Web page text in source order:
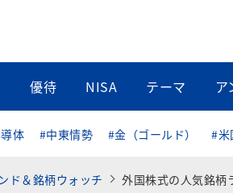
優待 NISA テーマ ア
体 #中東情勢 #金（ゴールド） #米
ド＆銘柄ウォッチ 外国株式の人気銘柄ランキング！【8月】「夏枯れ相場」が到来？長期金